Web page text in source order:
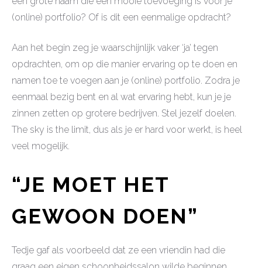
(online) portfolio? Of is dit een eenmalige opdracht?
Aan het begin zeg je waarschijnlijk vaker ‘ja’ tegen
opdrachten, om op die manier ervaring op te doen en
namen toe te voegen aan je (online) portfolio. Zodra je
eenmaal bezig bent en al wat ervaring hebt, kun je je
zinnen zetten op grotere bedrijven. Stel jezelf doelen.
The sky is the limit, dus als je er hard voor werkt, is heel
veel mogelijk.
“JE MOET HET
GEWOON DOEN”
Tedje gaf als voorbeeld dat ze een vriendin had die